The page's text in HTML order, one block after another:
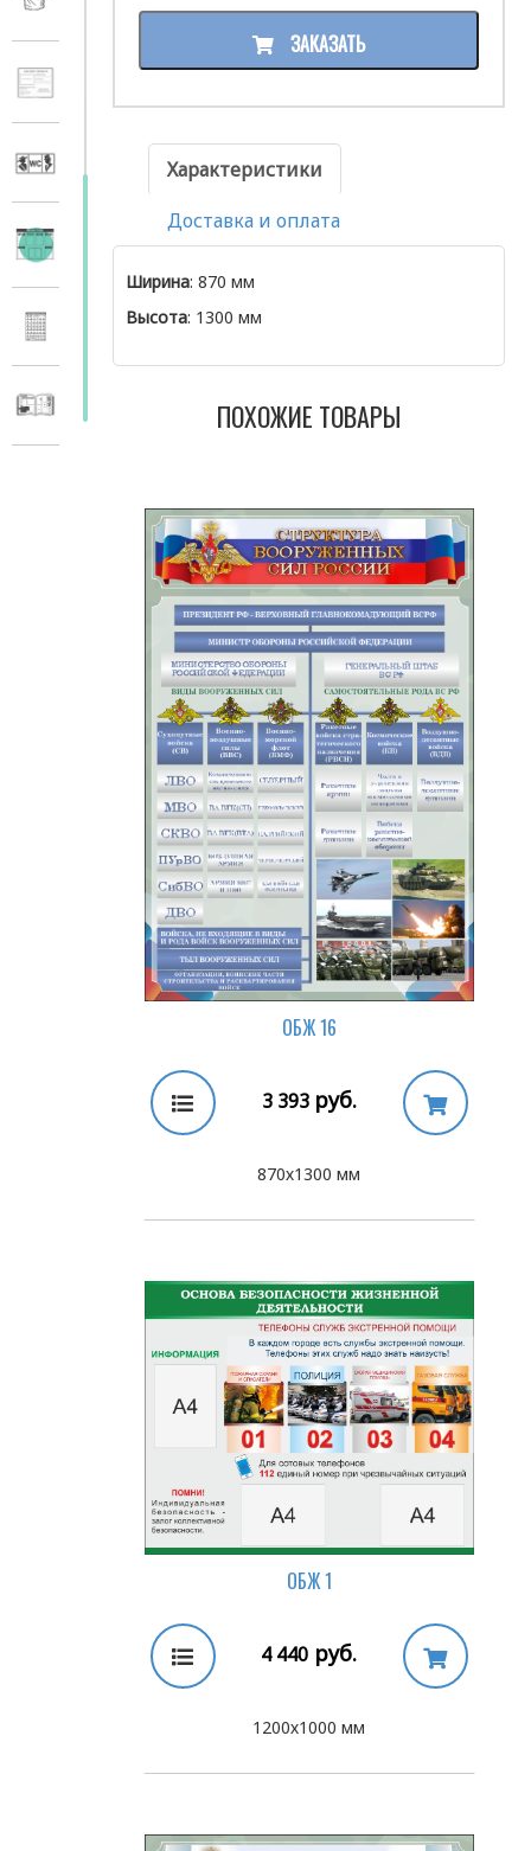
ЗАКАЗАТЬ
Характеристики
Доставка и оплата
Ширина: 870 мм
Высота: 1300 мм
ПОХОЖИЕ ТОВАРЫ
ОБЖ 16
3 393 руб.
870х1300 мм
ОБЖ 1
4 440 руб.
1200х1000 мм